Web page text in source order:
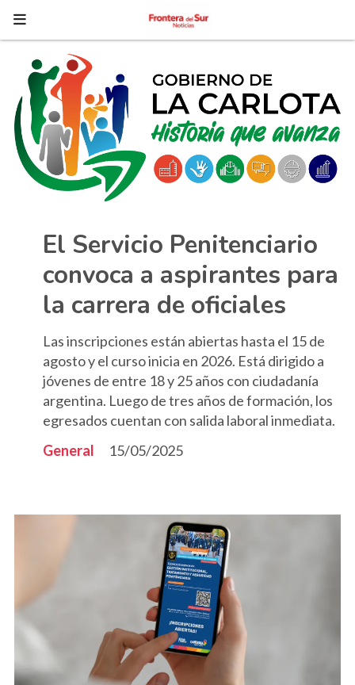
El Servicio Penitenciario
convoca a aspirantes para
la carrera de oficiales
Las inscripciones están abiertas hasta el 15 de
agosto y el curso inicia en 2026. Está dirigido a
jóvenes de entre 18 y 25 años con ciudadanía
argentina. Luego de tres años de formación, los
egresados cuentan con salida laboral inmediata.
General
15/05/2025